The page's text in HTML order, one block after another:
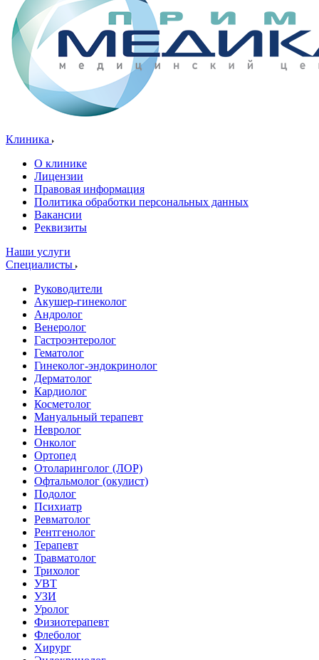
Клиника
О клинике
Лицензии
Правовая информация
Политика обработки персональных данных
Вакансии
Реквизиты
Наши услуги
Специалисты
Руководители
Акушер-гинеколог
Андролог
Венеролог
Гастроэнтеролог
Гематолог
Гинеколог-эндокринолог
Дерматолог
Кардиолог
Косметолог
Мануальный терапевт
Невролог
Онколог
Ортопед
Отоларинголог (ЛОР)
Офтальмолог (окулист)
Подолог
Психиатр
Ревматолог
Рентгенолог
Терапевт
Травматолог
Трихолог
УВТ
УЗИ
Уролог
Физиотерапевт
Флеболог
Хирург